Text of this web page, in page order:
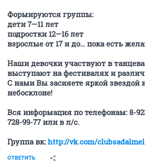
Формируются группы:
дети 7—11 лет
подростки 12—16 лет
взрослые от 17 и до… пока есть
Наши девочки участвуют в
выступают на фестивалях и
С нами Вы засияете яркой звездой
небосклоне!
Вся информация по телефонам: 8-
728-99-77 или в л/с.
Группа вк:http://vk.com/
ОТВЕТИТЬ